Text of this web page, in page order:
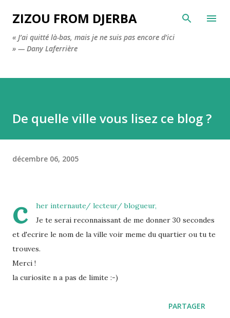
Accéder au contenu principal
ZIZOU FROM DJERBA
« J’ai quitté là-bas, mais je ne suis pas encore d’ici
» — Dany Laferrière
De quelle ville vous lisez ce blog ?
décembre 06, 2005
c
her internaute/ lecteur/ blogueur,
Je te serai reconnaissant de me donner 30 secondes
et d'ecrire le nom de la ville voir meme du quartier ou tu te
trouves.
Merci !
la curiosite n a pas de limite :-)
PARTAGER